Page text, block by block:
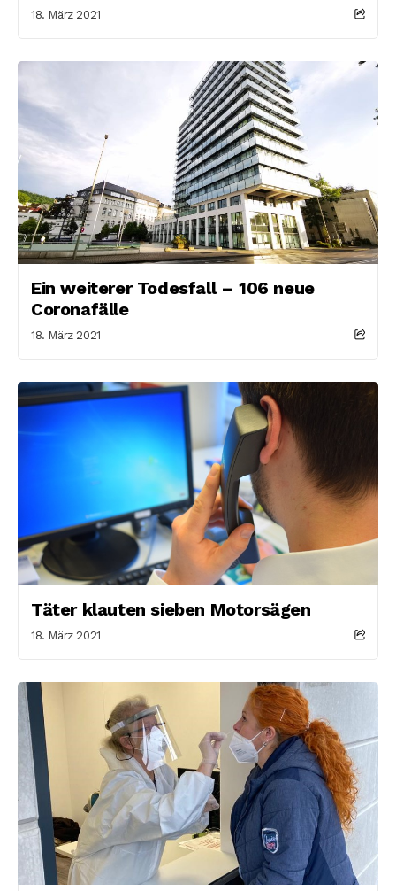
18. März 2021
Ein weiterer Todesfall – 106 neue
Coronafälle
18. März 2021
Täter klauten sieben Motorsägen
18. März 2021